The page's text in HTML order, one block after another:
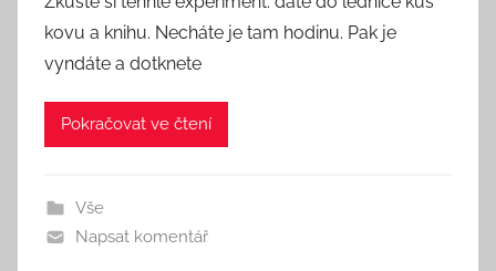
t
o
:
S
kovu a knihu. Necháte je tam hodinu. Pak je
vyndáte a dotknete
Pokračovat ve čtení
Vše
Napsat komentář